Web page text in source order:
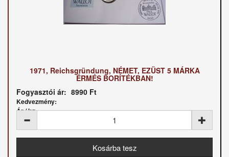
1971, Reichsgründung, NÉMET, EZÜST 5 MÁRKA
ÉRMÉS BORÍTÉKBAN!
Fogyasztói ár: 8990 Ft
Kedvezmény:
Ár / kg: